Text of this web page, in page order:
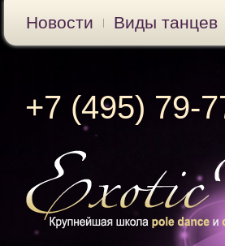
Новости Виды танцев
+7 (495) 79-